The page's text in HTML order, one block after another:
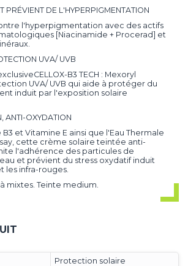
PRÉVIENT DE L'HYPERPIGMENTATION
l'hyperpigmentation avec des actifs
[Niacinamide + Procerad] et
UVA/ UVB
B3 TECH : Mexoryl
UVA/ UVB qui aide à protéger du
induit par l'exposition solaire
ANTI-OXYDATION
et Vitamine E ainsi que l'Eau Thermale
cette crème solaire teintée anti-
l'adhérence des particules de
et prévient du stress oxydatif induit
les infra-rouges.
mixtes. Teinte medium.
Protection solaire